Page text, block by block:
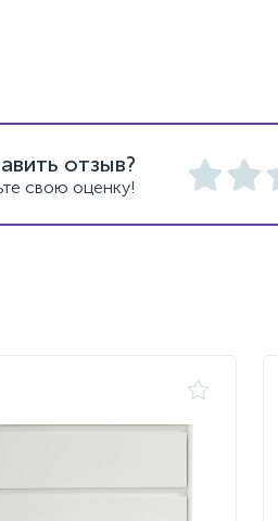
отзыв?
свою оценку!